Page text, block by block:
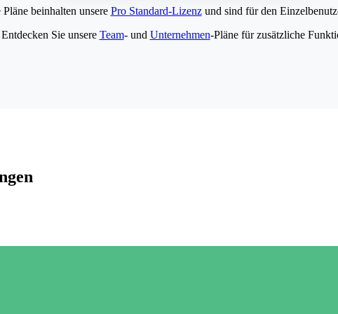
beinhalten unsere Pro Standard-Lizenzund sind für den
Entdecken Sie unsere Team- und Unternehmen-Pläne für zusätzliche